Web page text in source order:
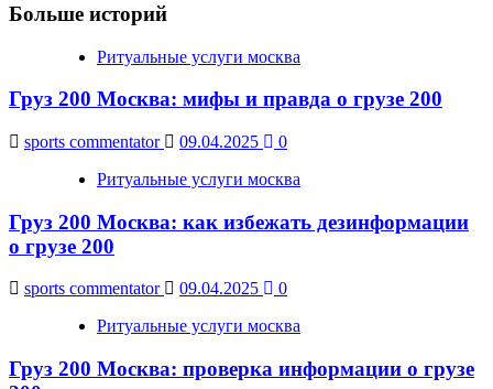
Больше историй
Ритуальные услуги москва
Груз 200 Москва: мифы и правда о грузе 200
sports commentator 09.04.2025
0
Ритуальные услуги москва
Груз 200 Москва: как избежать дезинформации
о грузе 200
sports commentator 09.04.2025
0
Ритуальные услуги москва
Груз 200 Москва: проверка информации о грузе